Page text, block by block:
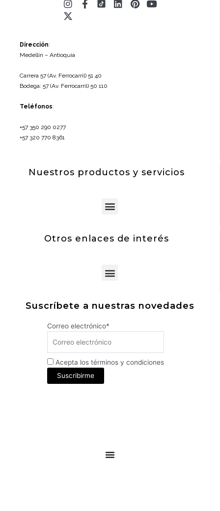
Instagram
Facebook-
f
Linkedin
Pinterest
Youtube
X-
twitter
Dirección:
Medellín – Antioquia
Carrera 57 (Av. Ferrocarril) 51 40
Bodega: 57 (Av. Ferrocarril) 50 110
Teléfonos:
+57 350 290 0277
+57 320 770 8361
Nuestros productos y servicios
Menu
Otros enlaces de interés
Menu
Suscríbete a nuestras novedades
Correo electrónico*
Acepta los términos y condiciones